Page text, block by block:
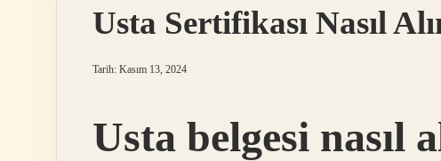
Usta Sertifikası Nasıl
Tarih: Kasım 13, 2024
Usta belgesi nasıl